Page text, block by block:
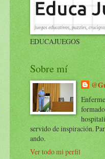
EDUCAJUEGOS
Sobre mí
servido de inspiración.
ando.
Ver todo mi perfil